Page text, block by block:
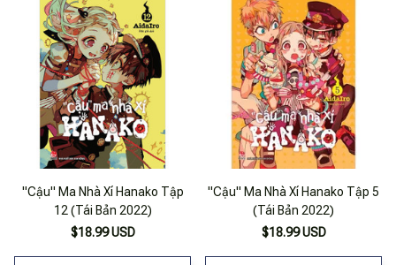
"Cậu" Ma Nhà Xí Hanako Tập
12 (Tái Bản 2022)
$18.99 USD
"Cậu" Ma Nhà Xí Hanako Tập 5
(Tái Bản 2022)
$18.99 USD